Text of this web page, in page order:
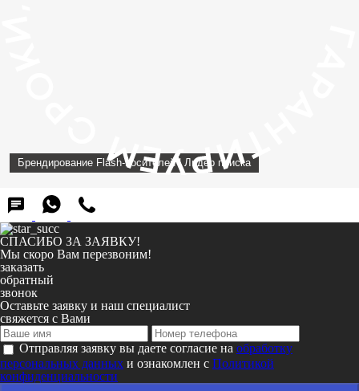
Брендирование Flash-носителей | Лидер поиска
СПАСИБО ЗА ЗАЯВКУ!
Мы скоро Вам перезвоним!
заказать
обратный
звонок
Оставьте заявку и наш специалист
свяжется с Вами
Отправляя заявку вы даете согласие на обработку
персональных данных и ознакомлен с Политикой
конфиденциальности